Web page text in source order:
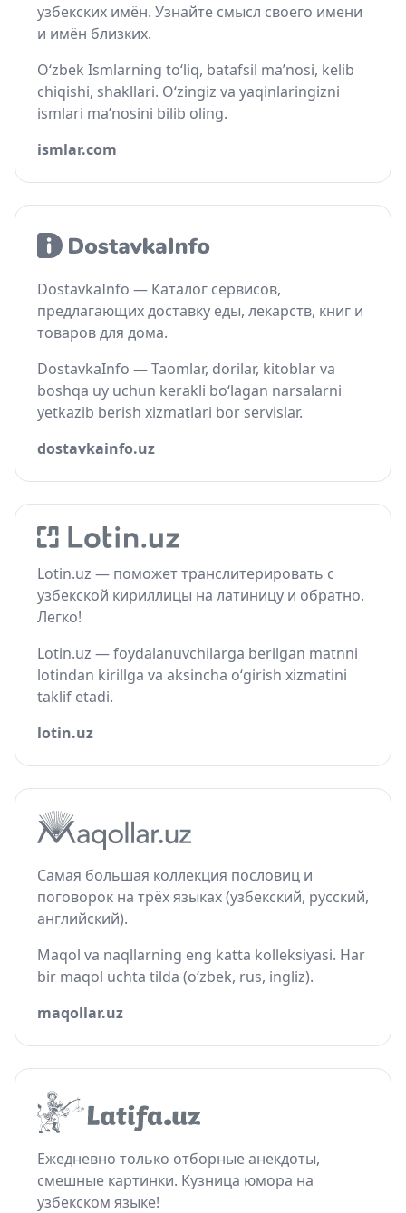
узбекских имён. Узнайте смысл своего имени
и имён близких.
O‘zbek Ismlarning to‘liq, batafsil ma’nosi, kelib
chiqishi, shakllari. O‘zingiz va yaqinlaringizni
ismlari ma’nosini bilib oling.
ismlar.com
DostavkaInfo — Каталог сервисов,
предлагающих доставку еды, лекарств, книг и
товаров для дома.
DostavkaInfo — Taomlar, dorilar, kitoblar va
boshqa uy uchun kerakli bo‘lagan narsalarni
yetkazib berish xizmatlari bor servislar.
dostavkainfo.uz
Lotin.uz — поможет транслитерировать с
узбекской кириллицы на латиницу и обратно.
Легко!
Lotin.uz — foydalanuvchilarga berilgan matnni
lotindan kirillga va aksincha o‘girish xizmatini
taklif etadi.
lotin.uz
Самая большая коллекция пословиц и
поговорок на трёх языках (узбекский, русский,
английский).
Maqol va naqllarning eng katta kolleksiyasi. Har
bir maqol uchta tilda (o‘zbek, rus, ingliz).
maqollar.uz
Ежедневно только отборные анекдоты,
смешные картинки. Кузница юмора на
узбекском языке!